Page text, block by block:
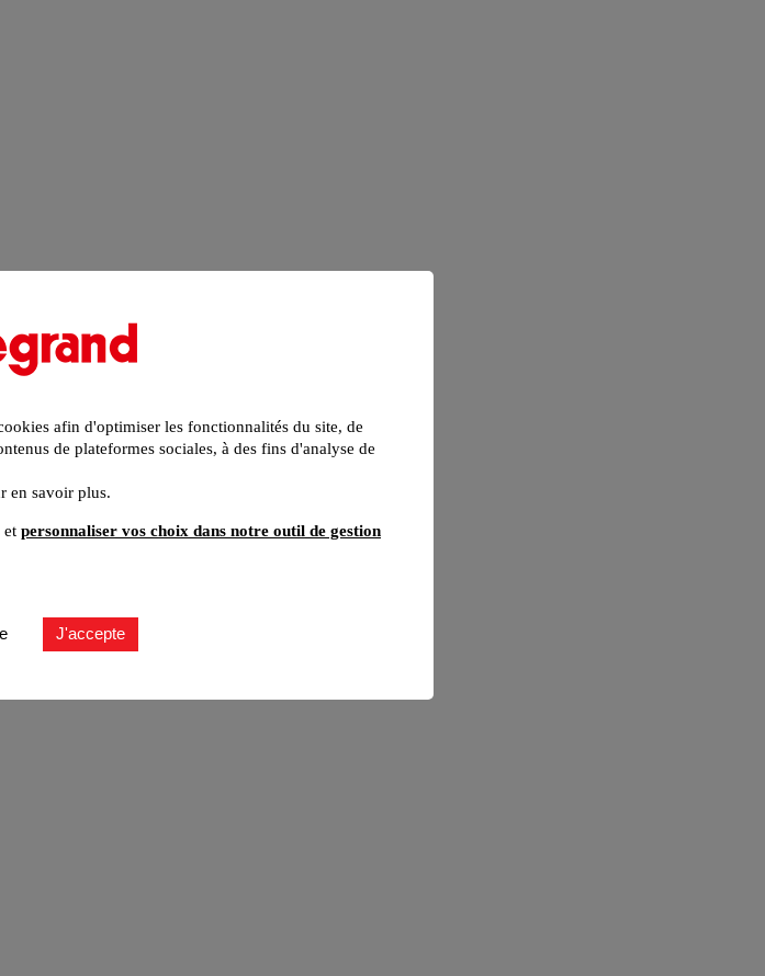
afin d'optimiser les fonctionnalités du site, de
de plateformes sociales, à des fins d'analyse de
en savoir plus.
et personnaliser vos choix dans notre outil de gestion
J'accepte